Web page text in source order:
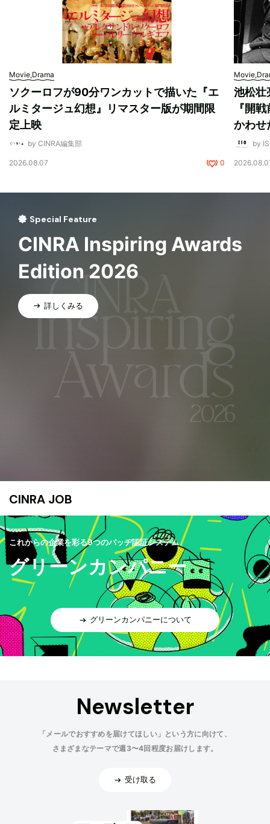
Movie,Drama
ソクーロフが90分ワンカットで描いた『エ
ルミタージュ幻想』リマスター版が期間限
定上映
by CINRA編集部
2026.08.07 0
池松壮
『開
かわせ
by
Special Feature
CINRA Inspiring Awards
Edition 2026
詳しくみる
CINRA JOB
これからの企業を彩る9つのバッヂ認証システム
グリーンカンパニー
グリーンカンパニーについて
Newsletter
「メールでおすすめを届けてほしい」という方に向けて、
さまざまなテーマで週3〜4回程度お届けします。
受け取る